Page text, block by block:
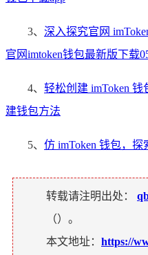
3、 深入探究官网
官网imtoken钱包最新版下载
4、 轻松创建 imToken 钱
建钱包方法
5、 仿 imToken 钱包，
转载请注明出处：
（）。
本文地址： https://